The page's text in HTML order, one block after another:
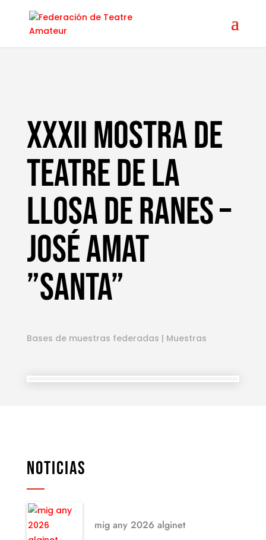
XXXII MOSTRA de
TEATRE de LA
LLOSA DE RANES –
José Amat
”Santa”
Bases de muestras federadas | Muestras
NOTICIAS
mig any 2026 alginet